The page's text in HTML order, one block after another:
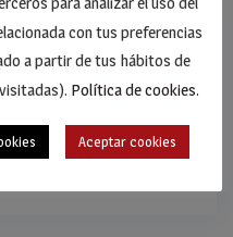
OG 1.107
con tus preferencias
a partir de tus hábitos de
Política de cookies.
Aceptar cookies